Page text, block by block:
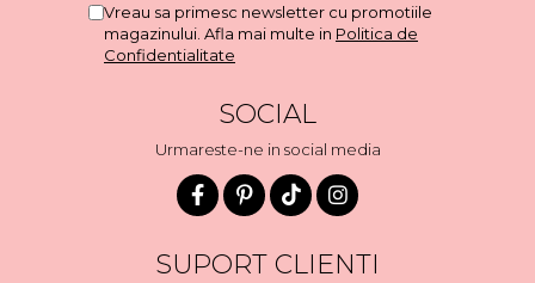
Vreau sa primesc newsletter cu promotiile
magazinului. Afla mai multe in Politica de
Confidentialitate
SOCIAL
Urmareste-ne in social media
SUPORT CLIENTI